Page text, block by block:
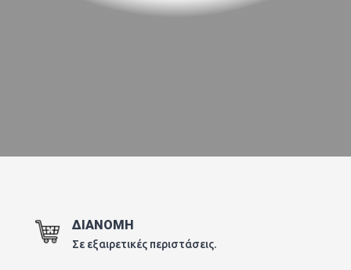
ΔΙΑΝΟΜΗ
Σε εξαιρετικές περιστάσεις.